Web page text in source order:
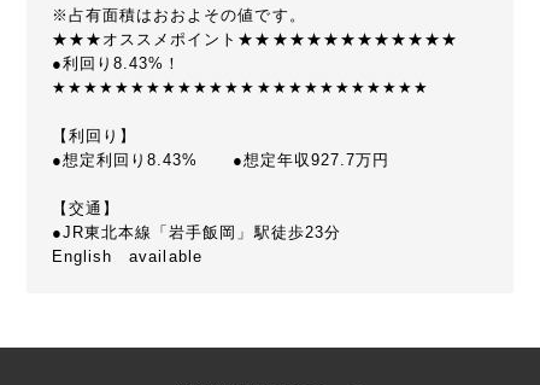
※占有面積はおおよその値です。
★★★オススメポイント★★★★★★★★★★★★★
●利回り8.43%！
★★★★★★★★★★★★★★★★★★★★★★★★
【利回り】
●想定利回り8.43% ●想定年収927.7万円
【交通】
●JR東北本線「岩手飯岡」駅徒歩23分
English available